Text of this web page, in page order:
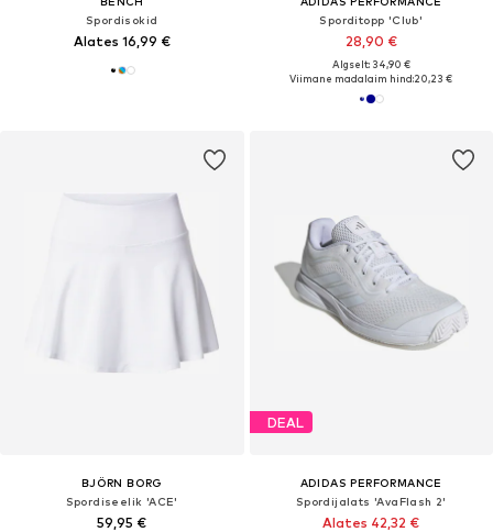
Spordisokid
Alates 16,99 €
Sporditopp 'Club'
28,90 €
Algselt: 34,90 €
Viimane madalaim hind:20,23 €
BJÖRN BORG
Spordiseelik 'ACE'
59,95 €
DEAL
ADIDAS PERFORMANCE
Spordijalats 'AvaFlash 2'
Alates 42,32 €